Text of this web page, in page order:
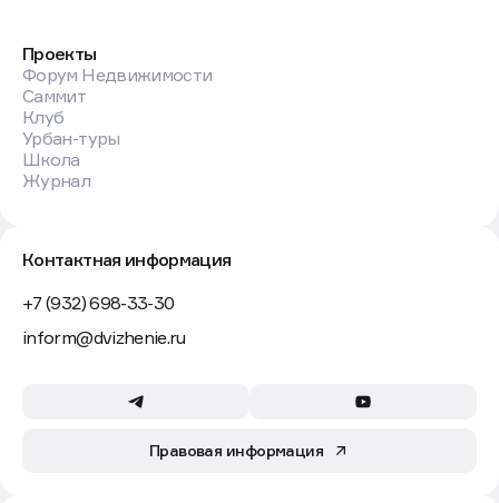
Проекты
Форум Недвижимости
Саммит
Клуб
Урбан-туры
Школа
Журнал
Контактная информация
+7 (932) 698-33-30
inform@dvizhenie.ru
Правовая информация